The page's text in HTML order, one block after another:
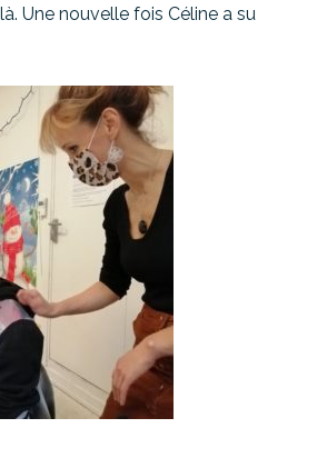
Une nouvelle fois Céline a su